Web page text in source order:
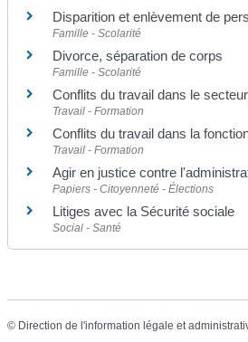
Disparition et enlèvement de
Famille - Scolarité
Divorce, séparation de corps
Famille - Scolarité
Conflits du travail dans le
Travail - Formation
Conflits du travail dans la
Travail - Formation
Agir en justice contre
Papiers - Citoyenneté - Élections
Litiges avec la Sécurité sociale
Social - Santé
© Direction de l'information légale et